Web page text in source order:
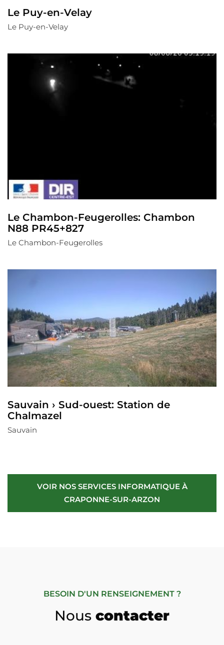
Le Puy-en-Velay
Le Puy-en-Velay
Le Chambon-Feugerolles: Chambon
N88 PR45+827
Le Chambon-Feugerolles
Sauvain › Sud-ouest: Station de
Chalmazel
Sauvain
VOIR NOS SERVICES INFORMATIQUE À
CRAPONNE-SUR-ARZON
BESOIN D'UN RENSEIGNEMENT ?
Nous contacter